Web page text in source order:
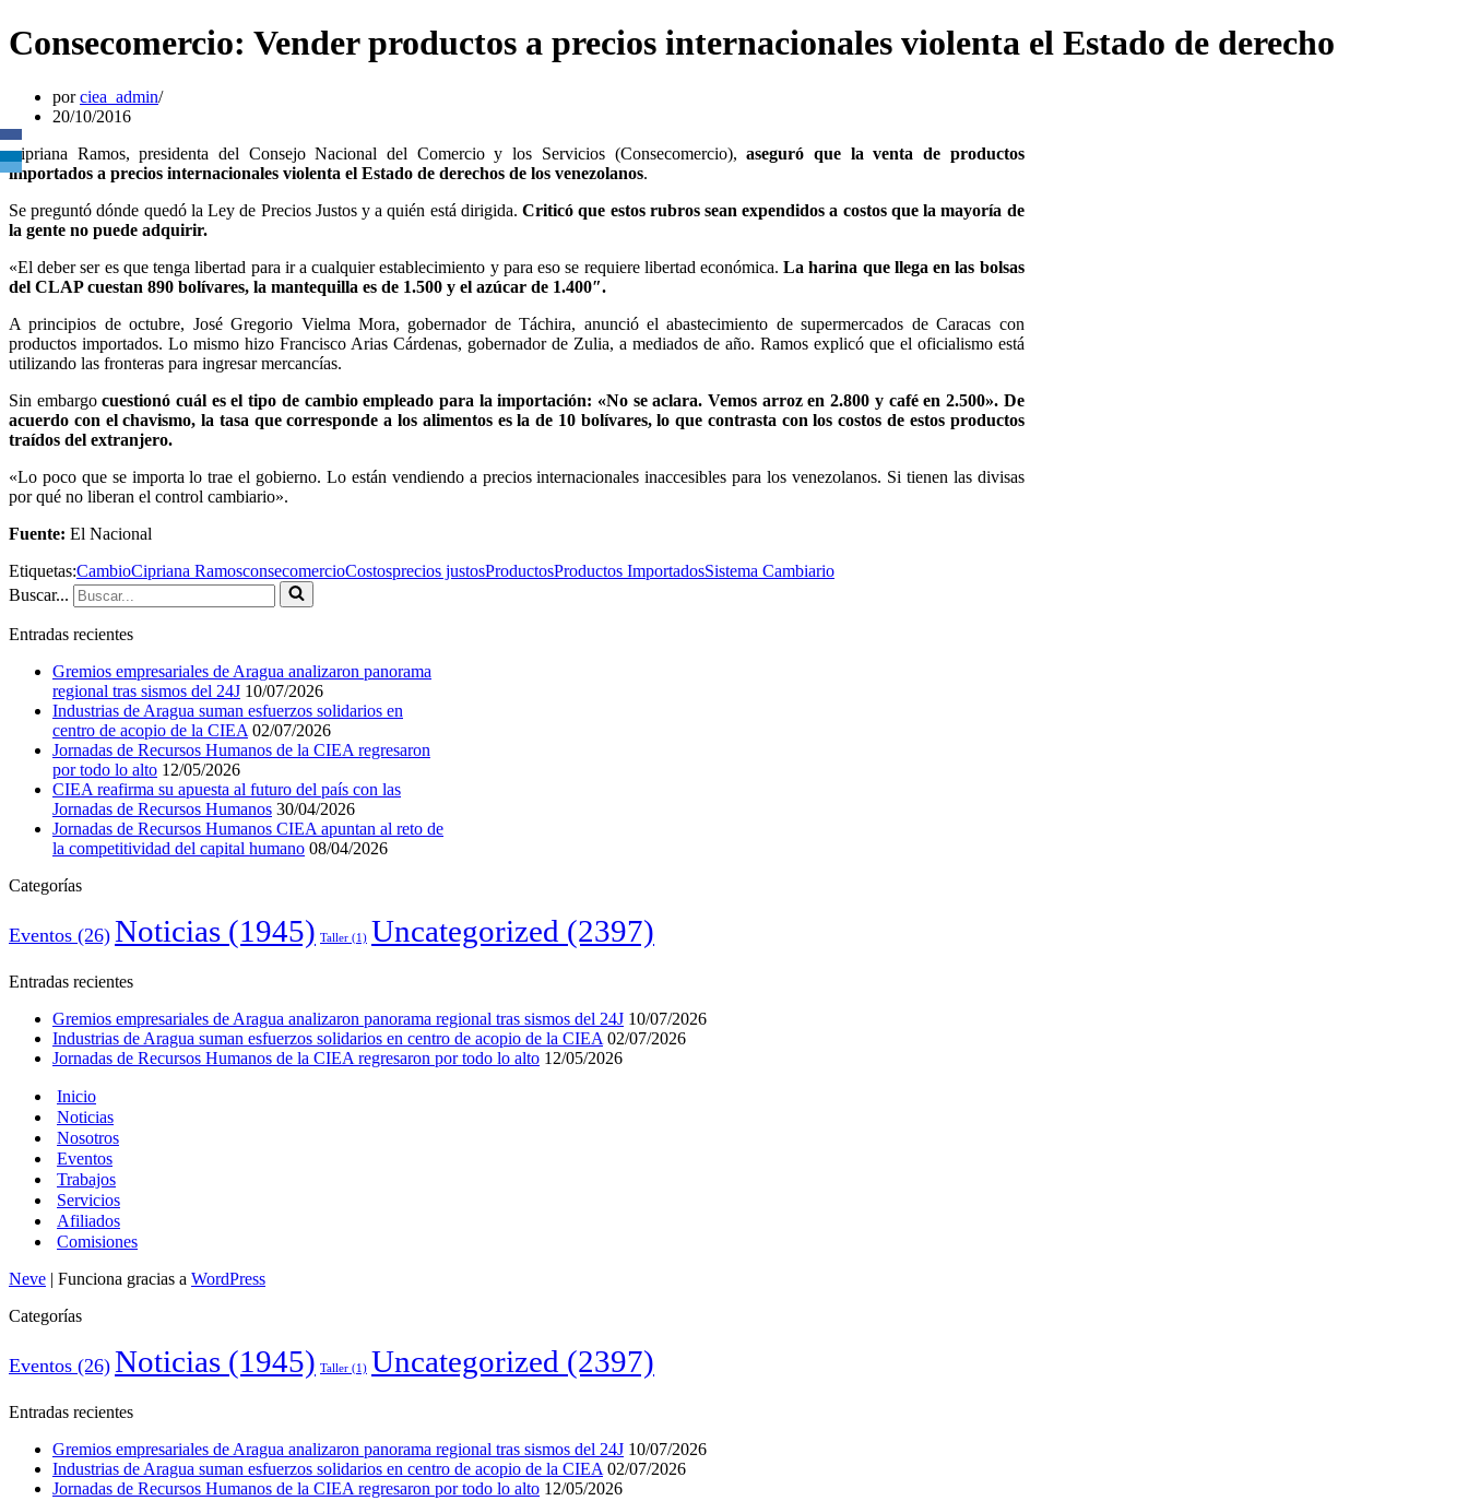
Consecomercio: Vender productos a precios internacionales violenta el Estado de derecho
porciea_admin
20/10/2016
Cipriana Ramos, presidenta del Consejo Nacional del Comercio y los Servicios (Consecomercio),aseguró que la venta de productos
importados a precios internacionales violenta el Estado de derechos de los venezolanos.
Se preguntó dónde quedó la Ley de Precios Justos y a quién está dirigida.Criticó que estos rubros sean expendidos a costos que la mayoría de
la gente no puede adquirir.
«El deber ser es que tenga libertad para ir a cualquier establecimiento y para eso se requiere libertad económica.La harina que llega en las bolsas
del CLAP cuestan 890 bolívares, la mantequilla es de 1.500 y el azúcar de 1.400″.
A principios de octubre, José Gregorio Vielma Mora, gobernador de Táchira, anunció el abastecimiento de supermercados de Caracas con
productos importados. Lo mismo hizo Francisco Arias Cárdenas, gobernador de Zulia, a mediados de año. Ramos explicó que el oficialismo está
utilizando las fronteras para ingresar mercancías.
Sin embargocuestionó cuál es el tipo de cambio empleado para la importación: «No se aclara. Vemos arroz en 2.800 y café en 2.500». De
acuerdo con el chavismo, la tasa que corresponde a los alimentos es la de 10 bolívares, lo que contrasta con los costos de estos productos
traídos del extranjero.
«Lo poco que se importa lo trae el gobierno. Lo están vendiendo a precios internacionales inaccesibles para los venezolanos. Si tienen las divisas
por qué no liberan el control cambiario».
Fuente: El Nacional
Etiquetas:CambioCipriana RamosconsecomercioCostosprecios justosProductosProductos ImportadosSistema Cambiario
Buscar...
Entradas recientes
Gremios empresariales de Aragua analizaron panorama
regional tras sismos del 24J 10/07/2026
Industrias de Aragua suman esfuerzos solidarios en
centro de acopio de la CIEA 02/07/2026
Jornadas de Recursos Humanos de la CIEA regresaron
por todo lo alto 12/05/2026
CIEA reafirma su apuesta al futuro del país con las
Jornadas de Recursos Humanos 30/04/2026
Jornadas de Recursos Humanos CIEA apuntan al reto de
la competitividad del capital humano 08/04/2026
Categorías
Eventos (26) Noticias (1945) Taller (1) Uncategorized (2397)
Entradas recientes
Gremios empresariales de Aragua analizaron panorama regional tras sismos del 24J 10/07/2026
Industrias de Aragua suman esfuerzos solidarios en centro de acopio de la CIEA 02/07/2026
Jornadas de Recursos Humanos de la CIEA regresaron por todo lo alto 12/05/2026
Inicio
Noticias
Nosotros
Eventos
Trabajos
Servicios
Afiliados
Comisiones
Neve | Funciona gracias a WordPress
Categorías
Eventos (26) Noticias (1945) Taller (1) Uncategorized (2397)
Entradas recientes
Gremios empresariales de Aragua analizaron panorama regional tras sismos del 24J 10/07/2026
Industrias de Aragua suman esfuerzos solidarios en centro de acopio de la CIEA 02/07/2026
Jornadas de Recursos Humanos de la CIEA regresaron por todo lo alto 12/05/2026